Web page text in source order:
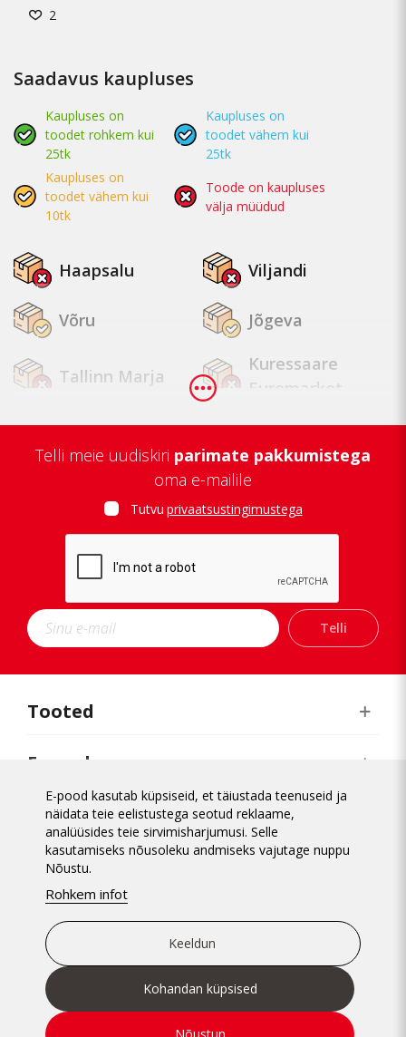
2
Saadavus kaupluses
Kaupluses on
toodet rohkem kui
25tk
Kaupluses on
toodet vähem kui
25tk
Kaupluses on
toodet vähem kui
10tk
Toode on kaupluses
välja müüdud
Haapsalu Viljandi
Võru Jõgeva
Tallinn Marja
Kuressaare
Euromarket
Tallinn
Mustamäe
Kärdla Narva
Rapla Tabasalu
Telli meie uudiskiri parimate pakkumistega
oma e-mailile
Tutvu privaatsustingimustega
Telli
E-pood kasutab küpsiseid, et täiustada teenuseid ja
näidata teie eelistustega seotud reklaame,
analüüsides teie sirvimisharjumusi. Selle
kasutamiseks nõusoleku andmiseks vajutage nuppu
Nõustu.
Rohkem infot
Keeldun
Kohandan küpsised
Tooted
E-pood
Realiseerimiskeskus
Üldinfo